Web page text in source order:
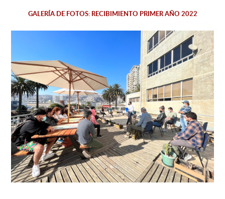
GALERÍA DE FOTOS: RECIBIMIENTO PRIMER AÑO 2022